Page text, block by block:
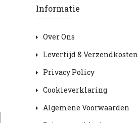
Informatie
Over Ons
Levertijd & Verzendkosten
Privacy Policy
Cookieverklaring
Algemene Voorwaarden